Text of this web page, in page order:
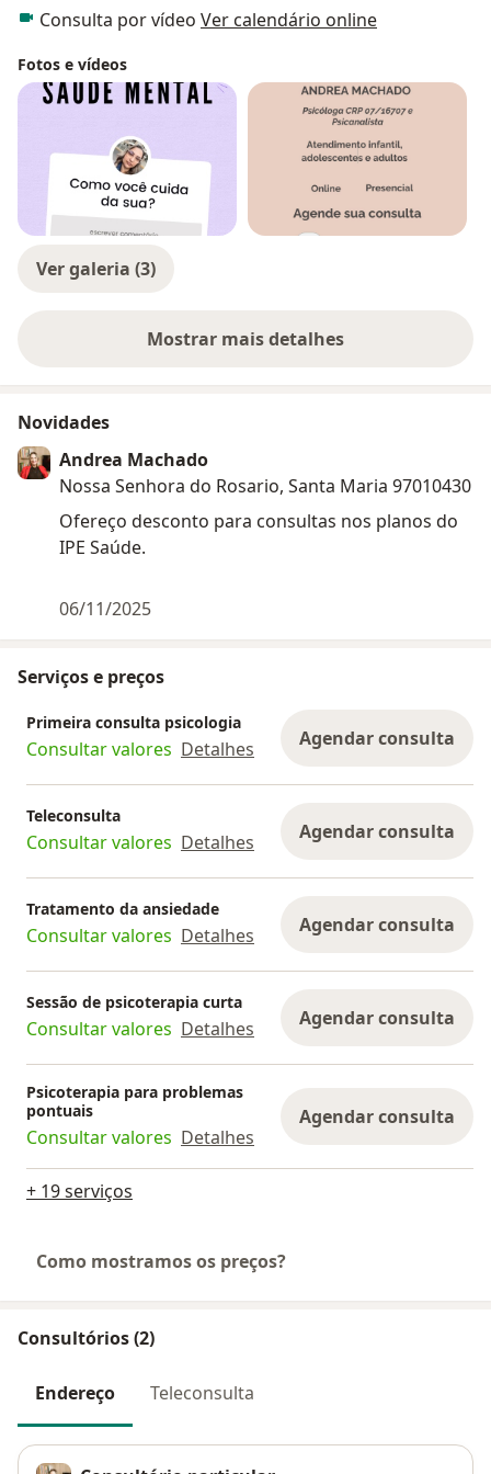
para que cada paciente possa se reconectar
na sua saúde emocional, a vida precisa ser mais
leve, solte o que está pesado em você.
IMPAGÁVEL
O VALOR DE SE LIBERTAR DAQUILO
QUE TEAPRISIONA.
Consulta por vídeo Ver calendário online
Fotos e vídeos
Ver galeria (3)
Mostrar mais detalhes
sobre a experiência
Novidades
Andrea Machado
Nossa Senhora do Rosario, Santa Maria 97010430
Ofereço desconto para consultas nos planos do
IPE Saúde.
06/11/2025
Serviços e preços
Primeira consulta psicologia
Consultar valores Detalhes Agendar consulta
Teleconsulta
Consultar valores Detalhes Agendar consulta
Tratamento da ansiedade
Consultar valores Detalhes Agendar consulta
Sessão de psicoterapia curta
Consultar valores Detalhes Agendar consulta
Psicoterapia para problemas
pontuais
Consultar valores Detalhes
Agendar consulta
+ 19 serviços
Como mostramos os preços?
Consultórios (2)
Endereço Teleconsulta